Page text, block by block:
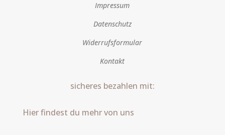
Impressum
Datenschutz
Widerrufsformular
Kontakt
sicheres bezahlen mit:
Hier findest du mehr von uns